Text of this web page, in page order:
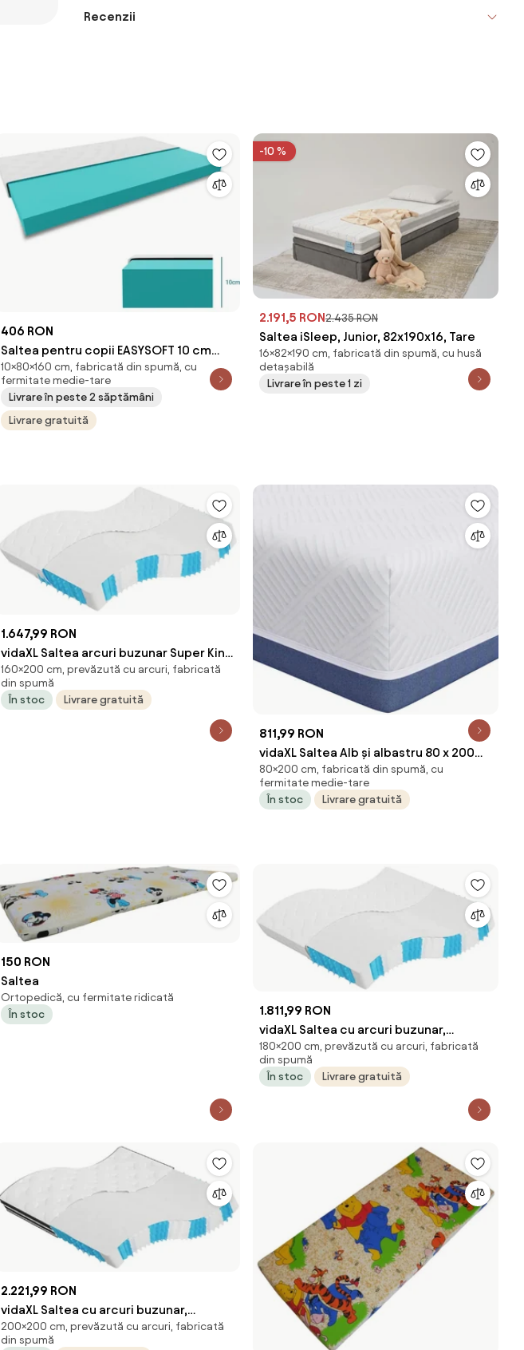
Recenzii
406 RON
Saltea pentru copii EASYSOFT 10 cm
80x160 cm Protectie saltea: Nu include
protectia de saltea
10×80×160 cm, fabricată din spumă, cu
fermitate medie-tare
Livrare în peste 2 săptămâni
Livrare gratuită
-10 %
2.191,5 RON 2.435 RON
Saltea iSleep, Junior, 82x190x16, Tare
16×82×190 cm, fabricată din spumă, cu husă
detașabilă
Livrare în peste 1 zi
1.647,99 RON
vidaXL Saltea arcuri buzunar Super King
Size fermitate medie 160x200cm
160×200 cm, prevăzută cu arcuri, fabricată
din spumă
În stoc
Livrare gratuită
811,99 RON
vidaXL Saltea Alb și albastru 80 x 200
cm Material Jacquard
80×200 cm, fabricată din spumă, cu
fermitate medie-tare
În stoc
Livrare gratuită
150 RON
Saltea
Ortopedică, cu fermitate ridicată
În stoc
1.811,99 RON
vidaXL Saltea cu arcuri buzunar,
fermitate medie, 180x200 cm
180×200 cm, prevăzută cu arcuri, fabricată
din spumă
În stoc
Livrare gratuită
2.221,99 RON
vidaXL Saltea cu arcuri buzunar,
fermitate medie, 200x200 cm
200×200 cm, prevăzută cu arcuri, fabricată
din spumă